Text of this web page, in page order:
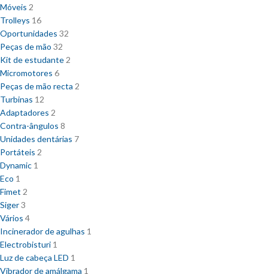
Móveis 2
Trolleys 16
Oportunidades 32
Peças de mão 32
Kit de estudante 2
Micromotores 6
Peças de mão recta 2
Turbinas 12
Adaptadores 2
Contra-ângulos 8
Unidades dentárias 7
Portáteis 2
Dynamic 1
Eco 1
Fimet 2
Siger3
Vários 4
Incinerador de agulhas 1
Electrobisturi 1
Luz de cabeça LED 1
Vibrador de amálgama 1